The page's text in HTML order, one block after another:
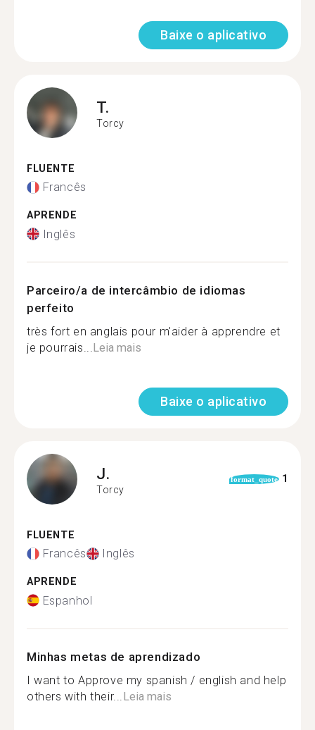
Baixe o aplicativo
T.
Torcy
FLUENTE
Francês
APRENDE
Inglês
Parceiro/a de intercâmbio de idiomas
perfeito
très fort en anglais pour m'aider à apprendre et
je pourrais... Leia mais
Baixe o aplicativo
J.
Torcy
format_quote 1
FLUENTE
Francês Inglês
APRENDE
Espanhol
Minhas metas de aprendizado
I want to Approve my spanish / english and help
others with their... Leia mais